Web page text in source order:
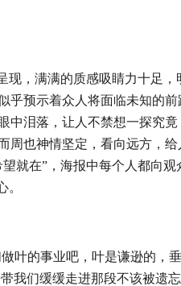
现，满满的质感吸睛力十足，
乎预示着众人将面临未知的前
中泪落，让人不禁想一探究竟
周也神情坚定，看向远方，给
望就在”，海报中每个人都向观
。
叶的事业吧，叶是谦逊的，垂
我们缓缓走进那段不该被遗